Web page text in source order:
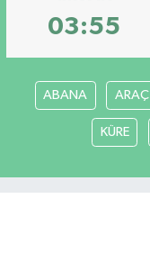
03:55
ABANA ARAÇ
KÜRE